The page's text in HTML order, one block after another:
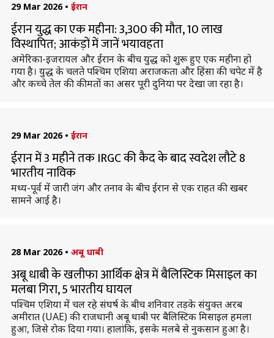
29 Mar 2026 • ईरान
ईरान युद्ध का एक महीना: 3,300 की मौत, 10 लाख
विस्थापित; आकंड़ों में जानें भयावहता
अमेरिका-इजरायल और ईरान के बीच युद्ध को शुरू हुए एक महीना हो
गया है। युद्ध के चलते पश्चिम एशिया अराजकता और हिंसा की चपेट में है
और कच्चे तेल की कीमतों का असर पूरी दुनिया पर देखा जा रहा है।
29 Mar 2026 • ईरान
ईरान में 3 महीने तक IRGC की कैद के बाद स्वदेश लौटे 8
भारतीय नाविक
मध्य-पूर्व में जारी जंग और तनाव के बीच ईरान से एक राहत की खबर
सामने आई है।
28 Mar 2026 • अबू धाबी
अबू धाबी के खलीफा आर्थिक क्षेत्र में बैलिस्टिक मिसाइल का
मलबा गिरा, 5 भारतीय घायल
पश्चिम एशिया में चल रहे संघर्ष के बीच शनिवार तड़के संयुक्त अरब
अमीरात (UAE) की राजधानी अबू धाबी पर बैलिस्टिक मिसाइल हमला
हुआ, जिसे रोक दिया गया। हालांकि, इसके मलबे से नुकसान हुआ है।